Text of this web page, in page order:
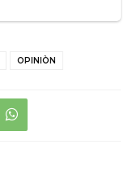
OPINIÒN